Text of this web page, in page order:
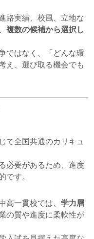
路実績、校風、立地な
複数の候補から選択し
ではなく、「どんな環
え、選び取る機会でも
て全国共通のカリキュ
必要があるため、進度
です。
高一貫校では、 学力層
の質や進度に柔軟性が